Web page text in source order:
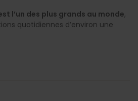
l’un des plus grands au monde,
quotidiennes d’environ une